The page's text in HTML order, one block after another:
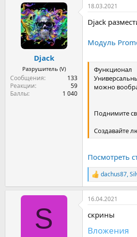
т
а
н
а
ч
а
л
а
Djack
Разрушитель (V)
Сообщения
133
Реакции
59
Баллы
1 040
18.03.2021
Djack
Модуль
Функционал
можно
Поднимите
Создавайте
Посмотреть
Р
е
а
к
и
:
dachus87,
S
16.04.2021
скрины
Вложения